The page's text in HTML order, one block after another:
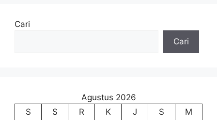
Cari
Cari
Agustus 2026
S
S R K J S
M